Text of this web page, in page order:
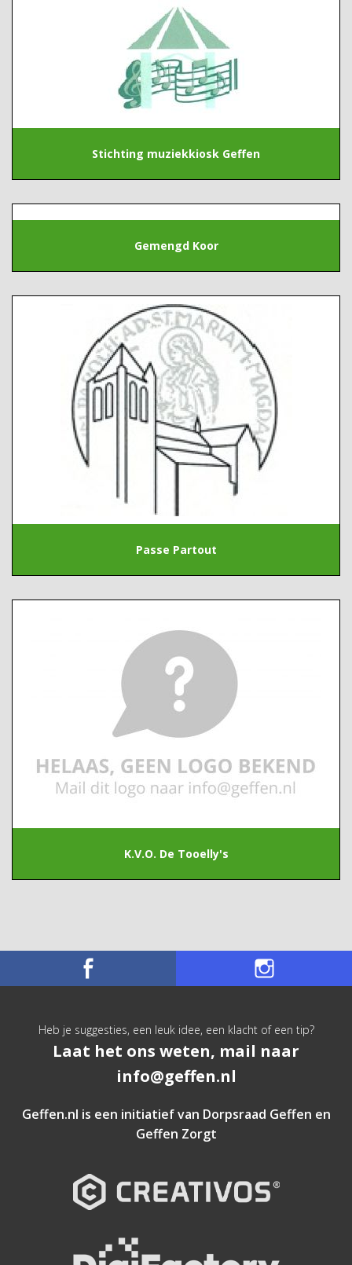
Stichting muziekkiosk Geffen
Gemengd Koor
Passe Partout
K.V.O. De Tooelly's
Heb je suggesties, een leuk idee, een klacht of een tip?
Laat het ons weten, mail naar
info@geffen.nl
Geffen.nl is een initiatief van Dorpsraad Geffen en
Geffen Zorgt